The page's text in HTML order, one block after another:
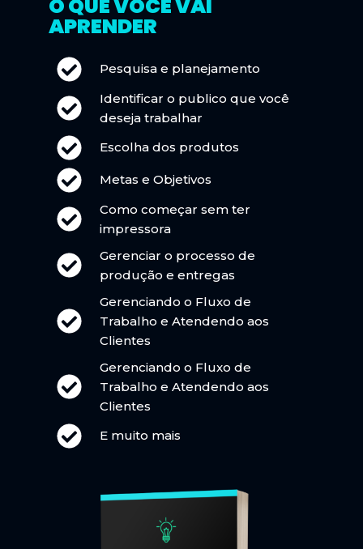
O QUE VOCÊ VAI
APRENDER
Pesquisa e planejamento
Identificar o publico que você
deseja trabalhar
Escolha dos produtos
Metas e Objetivos
Como começar sem ter
impressora
Gerenciar o processo de
produção e entregas
Gerenciando o Fluxo de
Trabalho e Atendendo aos
Clientes
Gerenciando o Fluxo de
Trabalho e Atendendo aos
Clientes
E muito mais